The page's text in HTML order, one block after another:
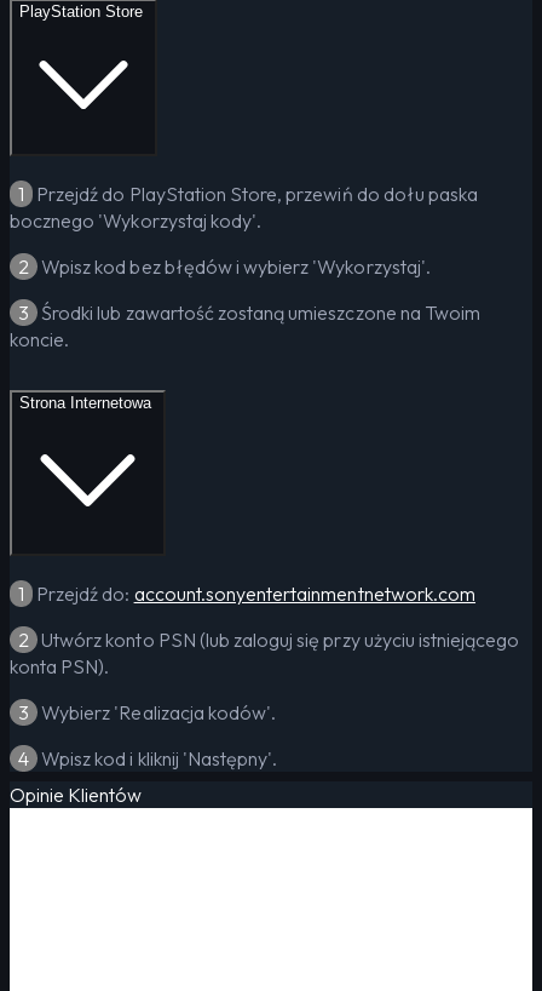
PlayStation Store
1 Przejdź do PlayStation Store, przewiń do dołu paska
bocznego 'Wykorzystaj kody'.
2 Wpisz kod bez błędów i wybierz 'Wykorzystaj'.
3 Środki lub zawartość zostaną umieszczone na Twoim
koncie.
Strona Internetowa
1 Przejdź do: account.sonyentertainmentnetwork.com
2 Utwórz konto PSN (lub zaloguj się przy użyciu istniejącego
konta PSN).
3 Wybierz 'Realizacja kodów'.
4 Wpisz kod i kliknij 'Następny'.
Opinie Klientów